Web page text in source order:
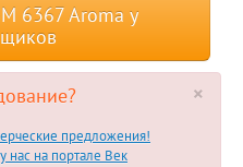
6367 Aroma у
×
предложения!
нас на портале Век